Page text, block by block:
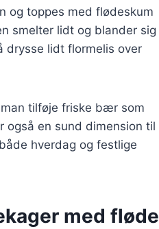
og toppes med flødeskum
smelter lidt og blander sig
drysse lidt flormelis over
tilføje friske bær som
også en sund dimension til
hverdag og festlige
med fløde